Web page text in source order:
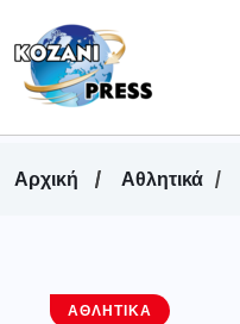
Αρχική Αθλητικά
ΑΘΛΗΤΙΚΆ